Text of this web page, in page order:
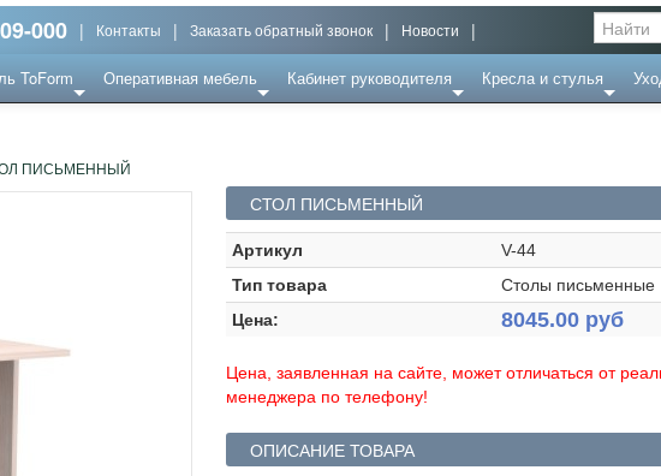
000 | Контакты | Заказать обратный звонок | Новости |
ToForm Оперативная мебель Кабинет руководителя Кресла и стулья
ПИСЬМЕННЫЙ
СТОЛ ПИСЬМЕННЫЙ
Артикул
V-44
Тип товара
Столы письменные
Цена:
8045.00 руб
Цена, заявленная на сайте, может отличаться от
менеджера по телефону!
ОПИСАНИЕ ТОВАРА